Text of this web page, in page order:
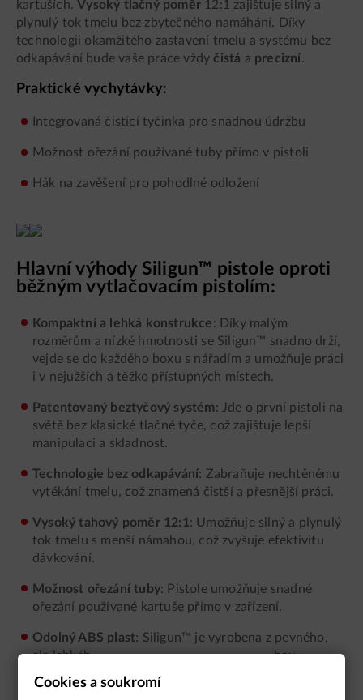
kartuších.Vysoký tlačný poměr 12:1 zajišťuje silný a
plynulý tok tmelu bez zbytečného namáhání. Díky
technologii okamžitého zastavení tmelu a systému bez
odkapávání bude vaše práce vždy čistá a precizní.
Praktické vychytávky:
Integrovaná čisticí tyčinka pro snadnou údržbu
Možnost ořezání používané tuby přímo v pistoli
Hák na zavěšení pro pohodlné odložení
Hlavní výhody Siligun™ pistole oproti
běžným vytlačovacím pistolím:
Kompaktní a lehká konstrukce: Díky malým
rozměrům a nízké hmotnosti se Siligun™ snadno drží,
vejde se do každého boxu s nářadím a umožňuje práci
i v nejužších a těžko přístupných místech.
Patentovaný beztyčový systém: Jde o první pistoli na
světě bez klasické tlačné tyče, což zajišťuje lepší
manipulaci a skladnost.
Technologie bez odkapávání: Zabraňuje nechtěnému
vytékání tmelu, což znamená čistší a přesnější práci.
Vysoký tahový poměr 12:1 : Umožňuje silný a plynulý
tok tmelu s menší námahou, což zvyšuje efektivitu
dávkování.
Možnost ořezání tuby: Pistole umožňuje snadné
ořezání používané kartuše přímo v zařízení.
Odolný ABS plast: Siligun™ je vyrobena z pevného,
ale lehkého materiálu, který zajišťuje dlouhou
životnost.
Cookies a soukromí